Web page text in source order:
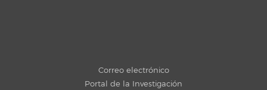
Correo electrónico
Portal de la Investigación